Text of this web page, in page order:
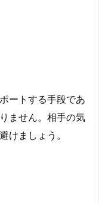
ートする手段であ
ません。相手の気
けましょう。